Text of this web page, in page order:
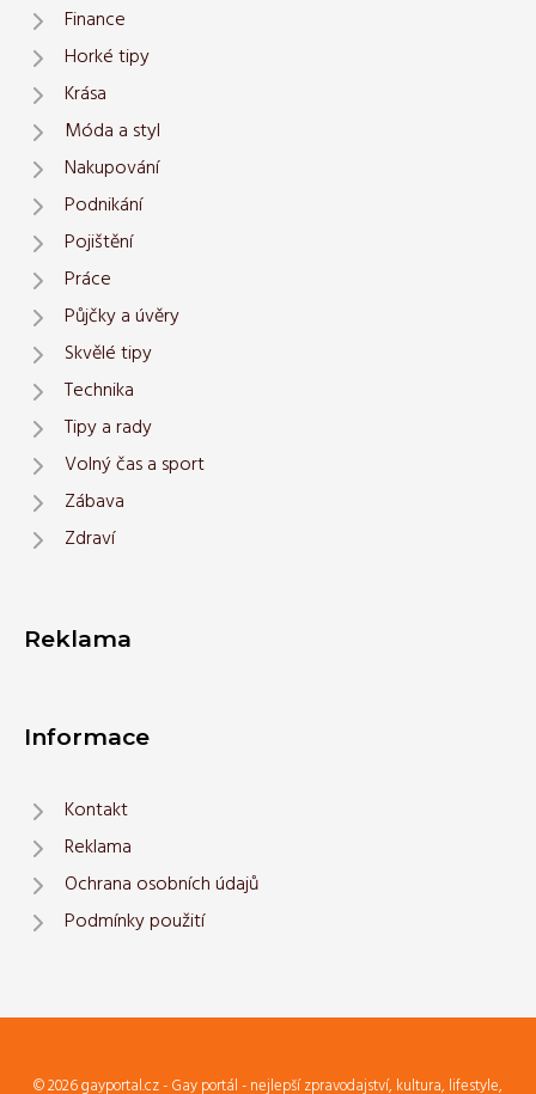
Finance
Horké tipy
Krása
Móda a styl
Nakupování
Podnikání
Pojištění
Práce
Půjčky a úvěry
Skvělé tipy
Technika
Tipy a rady
Volný čas a sport
Zábava
Zdraví
Reklama
Informace
Kontakt
Reklama
Ochrana osobních údajů
Podmínky použití
© 2026 gayportal.cz - Gay portál - nejlepší zpravodajství, kultura, lifestyle,